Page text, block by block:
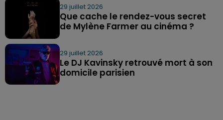
29 juillet 2026
Que cache le rendez-vous secret
de Mylène Farmer au cinéma ?
29 juillet 2026
Le DJ Kavinsky retrouvé mort à son
domicile parisien